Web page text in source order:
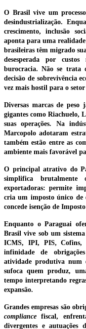
O Brasil vive um
desindustrialização.
crescimento, inclusão
aponta para uma
brasileiras têm migrado
desesperada por
burocracia. Não se trata
decisão de sobrevivência
vez mais hostil para o
Diversas marcas de
gigantes como Riachuelo,
suas operações. Na
Marcopolo adotaram
também estão entre as
ambiente mais favorável
O principal atrativo do
simplifica
exportadoras: permite
cria um imposto único de
concede isenção de
Enquanto o Paraguai
Brasil vive sob um
ICMS, IPI, PIS, Cofins,
infinidade de
atividade produtiva
sufoca quem produz,
tempo interpretando
expansão.
Grandes empresas são
compliance fiscal,
divergentes e autuações